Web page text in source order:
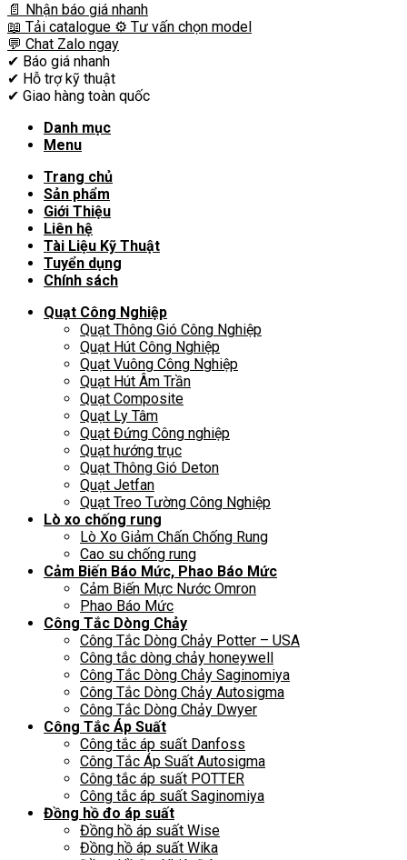
📄 Nhận báo giá nhanh
📖 Tải catalogue ⚙️ Tư vấn chọn model
💬 Chat Zalo ngay
✔ Báo giá nhanh
✔ Hỗ trợ kỹ thuật
✔ Giao hàng toàn quốc
Danh mục
Menu
Trang chủ
Sản phẩm
Giới Thiệu
Liên hệ
Tài Liệu Kỹ Thuật
Tuyển dụng
Chính sách
Quạt Công Nghiệp
Quạt Thông Gió Công Nghiệp
Quạt Hút Công Nghiệp
Quạt Vuông Công Nghiệp
Quạt Hút Âm Trần
Quạt Composite
Quạt Ly Tâm
Quạt Đứng Công nghiệp
Quạt hướng trục
Quạt Thông Gió Deton
Quạt Jetfan
Quạt Treo Tường Công Nghiệp
Lò xo chống rung
Lò Xo Giảm Chấn Chống Rung
Cao su chống rung
Cảm Biến Báo Mức, Phao Báo Mức
Cảm Biến Mực Nước Omron
Phao Báo Mức
Công Tắc Dòng Chảy
Công Tắc Dòng Chảy Potter – USA
Công tắc dòng chảy honeywell
Công Tắc Dòng Chảy Saginomiya
Công Tắc Dòng Chảy Autosigma
Công Tắc Dòng Chảy Dwyer
Công Tắc Áp Suất
Công tắc áp suất Danfoss
Công Tắc Áp Suất Autosigma
Công tắc áp suất POTTER
Công tắc áp suất Saginomiya
Đồng hồ đo áp suất
Đồng hồ áp suất Wise
Đồng hồ áp suất Wika